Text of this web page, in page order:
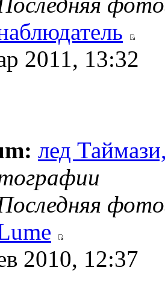
2011, 13:32
лед
2010, 12:37